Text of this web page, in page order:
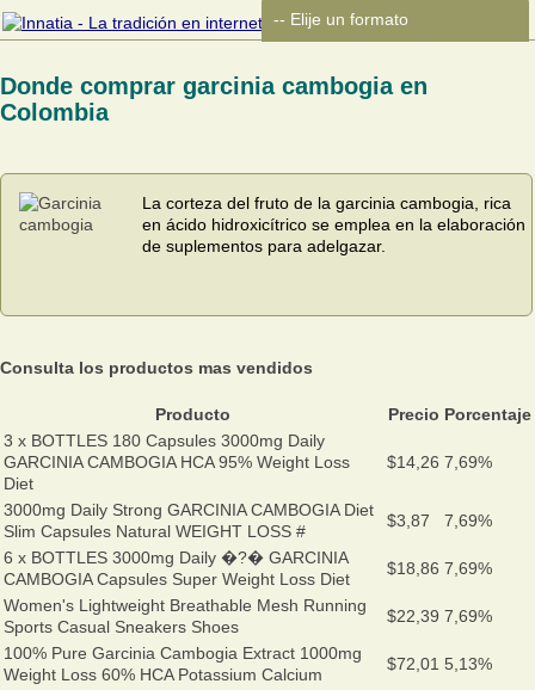
Donde comprar garcinia cambogia en
Colombia
La corteza del fruto de la garcinia cambogia, rica
en ácido hidroxicítrico se emplea en la elaboración
de suplementos para adelgazar.
Consulta los productos mas vendidos
Producto Precio Porcentaje
3 x BOTTLES 180 Capsules 3000mg Daily
GARCINIA CAMBOGIA HCA 95% Weight Loss
Diet
$14,26 7,69%
3000mg Daily Strong GARCINIA CAMBOGIA Diet
Slim Capsules Natural WEIGHT LOSS #
$3,87
7,69%
6 x BOTTLES 3000mg Daily �?� GARCINIA
CAMBOGIA Capsules Super Weight Loss Diet
$18,86 7,69%
Women's Lightweight Breathable Mesh Running
Sports Casual Sneakers Shoes
$22,39 7,69%
100% Pure Garcinia Cambogia Extract 1000mg
Weight Loss 60% HCA Potassium Calcium
$72,01 5,13%